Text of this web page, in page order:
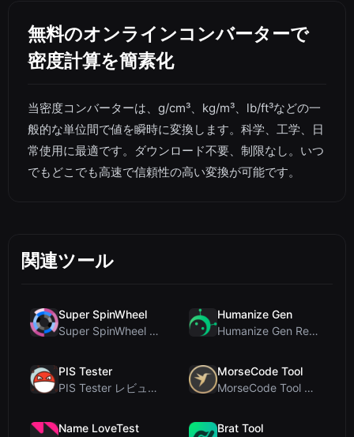
無料のオンラインコンバーターで
密度計算を簡素化
当密度コンバーターは、g/cm³、kg/m³、lb/ft³などの一
般的な単位間で値を瞬時に変換します。科学、工学、日
常使用に最適です。ダウンロード不要、制限なし。いつ
でもどこでも高速で信頼性の高い変換が可能です。
関連ツール
Super SpinWheel
Super SpinWheel レビュー：プライバシー最優先の無料ホイールスピナーでランダム抽選
Humanize Gen
Humanize Gen Review: A Deep Dive into This Free AI...
PIS Tester
PIS Tester レビュー：偽の友達を暴く、AI完全排除の友情クイズ
MorseCode Tool
MorseCode Tool レビュー：音声と光を備えた無料オンラインテキスト⇔モールス信号変換ツー...
Name LoveTest
Brat Tool